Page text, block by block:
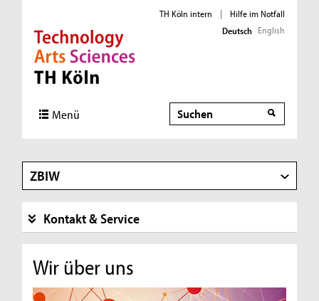
Direkt zur Hauptnavigation
Direkt zur Subnavigation
Direkt zum Inhalt
Direkt zum Fußbereich
TH Köln intern |
Hilfe im Notfall
Deutsch English
Menü Suche
ZBIW
Kontakt & Service
Wir über uns